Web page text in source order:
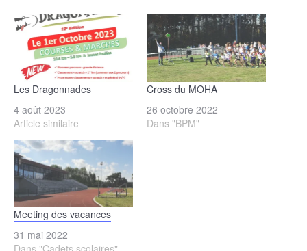
Les Dragonnades
4 août 2023
Article similaire
Cross du MOHA
26 octobre 2022
Dans "BPM"
Meeting des vacances
31 mai 2022